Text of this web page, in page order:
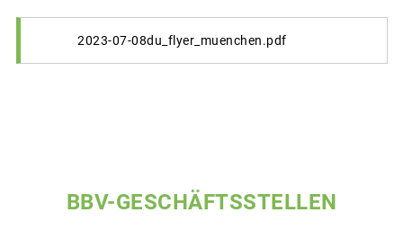
2023-07-08du_flyer_muenchen.pdf
BBV-GESCHÄFTSSTELLEN